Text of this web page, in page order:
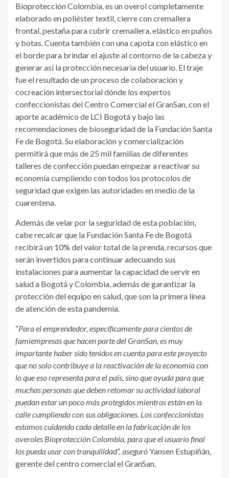
Bioprotección Colombia, es un overol completamente
elaborado en poliéster textil, cierre con cremallera
frontal, pestaña para cubrir cremallera, elástico en puños
y botas. Cuenta también con una capota con elástico en
el borde para brindar el ajuste al contorno de la cabeza y
generar así la protección necesaria del usuario. El traje
fue el resultado de un proceso de colaboración y
cocreación intersectorial dónde los expertos
confeccionistas del Centro Comercial el GranSan, con el
aporte académico de LCI Bogotá y bajo las
recomendaciones de bioseguridad de la Fundación Santa
Fe de Bogotá. Su elaboración y comercialización
permitirá que más de 25 mil familias de diferentes
talleres de confección puedan empezar a reactivar su
economía cumpliendo con todos los protocolos de
seguridad que exigen las autoridades en medio de la
cuarentena.
Además de velar por la seguridad de esta población,
cabe recalcar que la Fundación Santa Fe de Bogotá
recibirá un 10% del valor total de la prenda, recursos que
serán invertidos para continuar adecuando sus
instalaciones para aumentar la capacidad de servir en
salud a Bogotá y Colombia, además de garantizar la
protección del equipo en salud, que son la primera línea
de atención de esta pandemia
“Para el emprendedor, específicamente para cientos de
famiempresas que hacen parte del GranSan, es muy
importante haber sido tenidos en cuenta para este proyecto
que no solo contribuye a la reactivación de la economía con
lo que eso representa para el país, sino que ayuda para que
muchas personas que deben retomar su actividad laboral
puedan estar un poco más protegidos mientras están en la
calle cumpliendo con sus obligaciones. Los confeccionistas
estamos cuidando cada detalle en la fabricación de los
overoles Bioprotección Colombia, para que el usuario final
los pueda usar con tranquilidad”, aseguróYansen Estupiñán,
gerente del centro comercial el GranSan.